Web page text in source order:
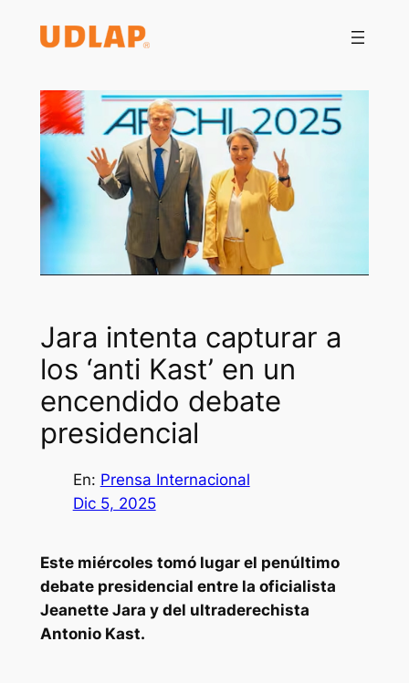
Jara intenta capturar a
los ‘anti Kast’ en un
encendido debate
presidencial
En: Prensa Internacional
Dic 5, 2025
Este miércoles tomó lugar el penúltimo
debate presidencial entre la oficialista
Jeanette Jara y del ultraderechista
Antonio Kast.